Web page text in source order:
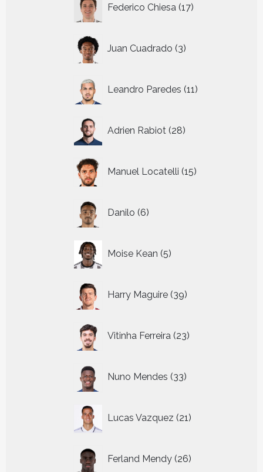
Federico Chiesa 17
producten
Juan Cuadrado 3
producten
Leandro Paredes 11
producten
Adrien Rabiot 28
producten
Manuel Locatelli 15
producten
Danilo 6
producten
Moise Kean 5
producten
Harry Maguire 39
producten
Vitinha Ferreira 23
producten
Nuno Mendes 33
producten
Lucas Vazquez 21
producten
Ferland Mendy 26
producten